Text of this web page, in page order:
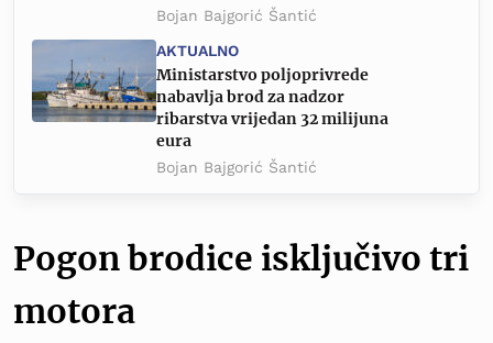
Bojan Bajgorić Šantić
AKTUALNO
Ministarstvo poljoprivrede
nabavlja brod za nadzor
ribarstva vrijedan 32 milijuna
eura
Bojan Bajgorić Šantić
Pogon brodice isključivo tri
motora